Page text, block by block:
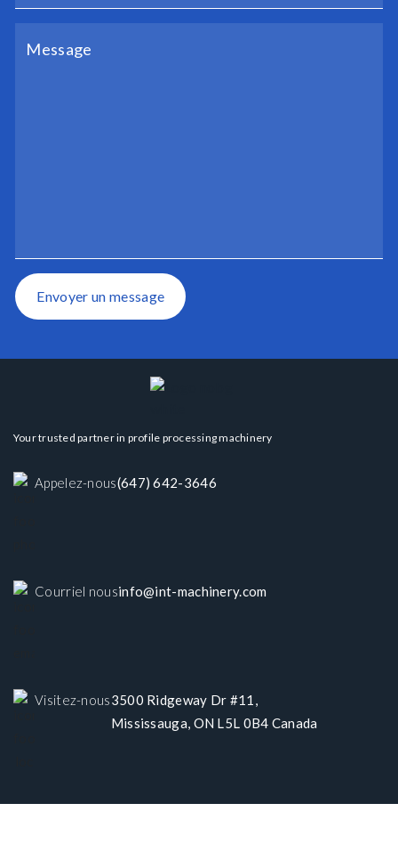
Envoyer un message
Your trusted partner in profile processing machinery
Appelez-nous(647) 642-3646
Courriel nousinfo@int-machinery.com
Visitez-nous3500 Ridgeway Dr #11,
Mississauga, ON L5L 0B4 Canada